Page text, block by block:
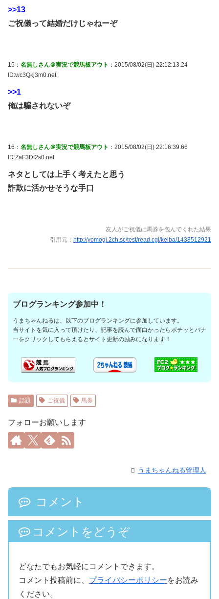
>>13
ご祝儀って結婚だけじゃねーぞ
15： 名無しさん＠実況で競馬板アウト ：2015/08/02(日) 22:12:13.24
ID:wc3Qkj3m0.net
>>1
俺は騙されないぞ
16： 名無しさん＠実況で競馬板アウト ：2015/08/02(日) 22:16:39.66
ID:ZaF3Df2s0.net
ネタとしては上手く考えたと思う
詐欺に活かせそうな手口
友人がご祝儀に馬券を包んでくれた結果
引用元： http://yomogi.2ch.sc/test/read.cgi/keiba/1438512921
ブログランキング参加中！
うまちゃんねるは、以下のブログランキングに参加しています。
当サイトを気に入って頂けたり、記事を読んで面白かったらポチッとバナ
ーをクリックしてもらえるとサイト更新の励みになります！
話題 ご祝儀 馬券
フォローお願いします
うまちゃんねる管理人
コメント
コメントをどうぞ
どなたでもお気軽にコメントできます。
コメント投稿前に、 プライバシーポリシーをお読み
ください。